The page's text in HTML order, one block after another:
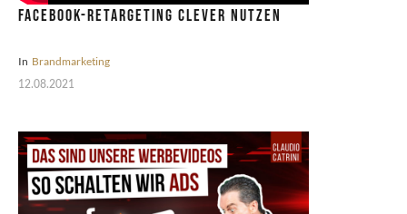
Facebook-Retargeting clever nutzen
In Brandmarketing
12.08.2021